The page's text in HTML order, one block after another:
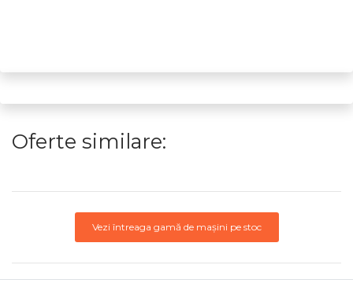
Oferte similare:
Vezi întreaga gamă de mașini pe stoc